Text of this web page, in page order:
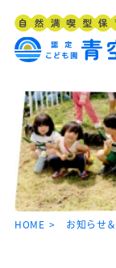
HOME お知らせ